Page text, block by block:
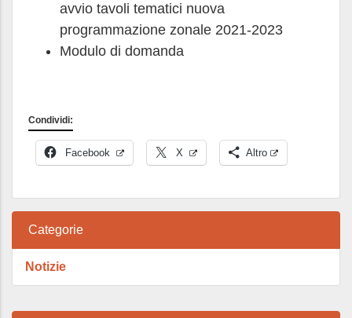
avvio tavoli tematici nuova
programmazione zonale 2021-2023
Modulo di domanda
Condividi:
Facebook X Altro
Categorie
Notizie